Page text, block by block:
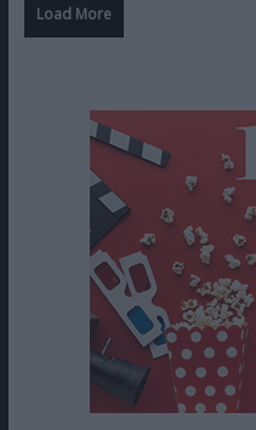
Load More